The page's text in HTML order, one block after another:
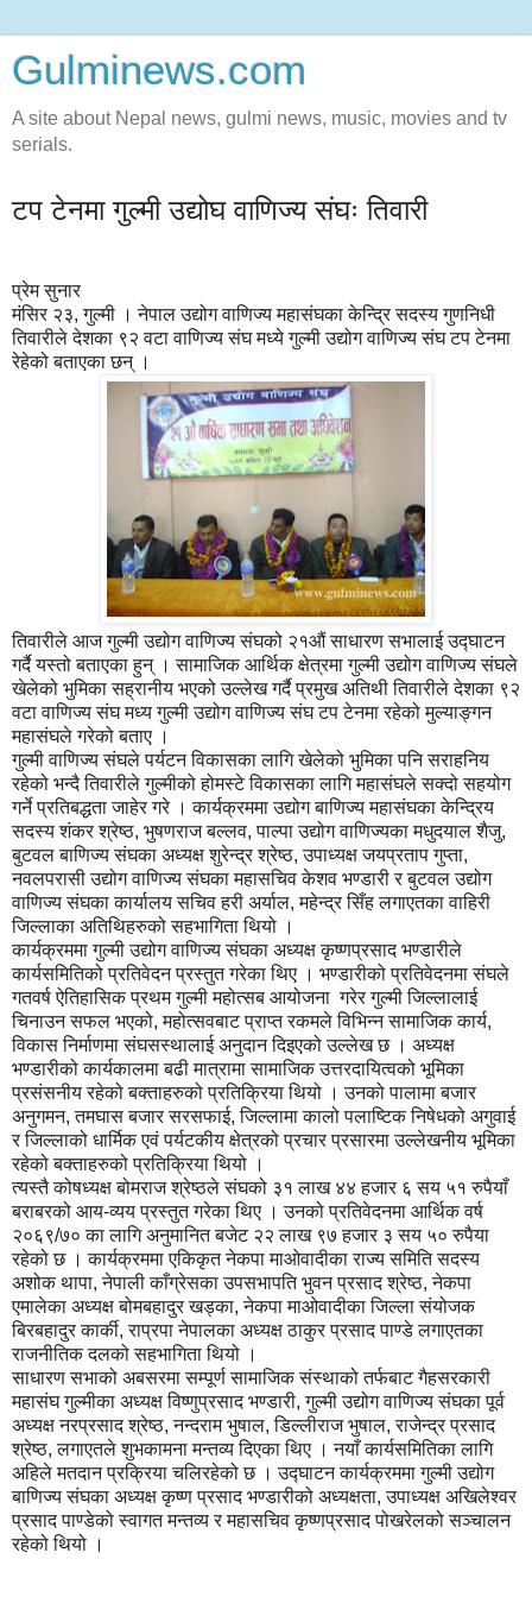
Gulminews.com
A site about Nepal news, gulmi news, music, movies and tv
serials.
टप टेनमा गुल्मी उद्योघ वाणिज्य संघः तिवारी
प्रेम सुनार
मंसिर २३, गुल्मी । नेपाल उद्योग वाणिज्य महासंघका केन्द्रि सदस्य गुणनिधी
तिवारीले देशका ९२ वटा वाणिज्य संघ मध्ये गुल्मी उद्योग वाणिज्य संघ टप टेनमा
रेहेको बताएका छन् ।
तिवारीले आज गुल्मी उद्योग वाणिज्य संघको २१औं साधारण सभालाई उद्घाटन
गर्दै यस्तो बताएका हुन् । सामाजिक आर्थिक क्षेत्रमा गुल्मी उद्योग वाणिज्य संघले
खेलेको भुमिका सह्रानीय भएको उल्लेख गर्दै प्रमुख अतिथी तिवारीले देशका ९२
वटा वाणिज्य संघ मध्य गुल्मी उद्योग वाणिज्य संघ टप टेनमा रहेको मुल्याङ्गन
महासंघले गरेको बताए ।
गुल्मी वाणिज्य संघले पर्यटन विकासका लागि खेलेको भुमिका पनि सराहनिय
रहेको भन्दै तिवारीले गुल्मीको होमस्टे विकासका लागि महासंघले सक्दो सहयोग
गर्ने प्रतिबद्धता जाहेर गरे । कार्यक्रममा उद्योग बाणिज्य महासंघका केन्द्रिय
सदस्य शंकर श्रेष्ठ, भुषणराज बल्लव, पाल्पा उद्योग वाणिज्यका मधुदयाल शैजु,
बुटवल बाणिज्य संघका अध्यक्ष शुरेन्द्र श्रेष्ठ, उपाध्यक्ष जयप्रताप गुप्ता,
नवलपरासी उद्योग वाणिज्य संघका महासचिव केशव भण्डारी र बुटवल उद्योग
वाणिज्य संघका कार्यालय सचिव हरी अर्याल, महेन्द्र सिँह लगाएतका वाहिरी
जिल्लाका अतिथिहरुको सहभागिता थियो ।
कार्यक्रममा गुल्मी उद्योग वाणिज्य संघका अध्यक्ष कृष्णप्रसाद भण्डारीले
कार्यसमितिको प्रतिवेदन प्रस्तुत गरेका थिए । भण्डारीको प्रतिवेदनमा संघले
गतवर्ष ऐतिहासिक प्रथम गुल्मी महोत्सब आयोजना गरेर गुल्मी जिल्लालाई
चिनाउन सफल भएको, महोत्सवबाट प्राप्त रकमले विभिन्न सामाजिक कार्य,
विकास निर्माणमा संघसस्थालाई अनुदान दिइएको उल्लेख छ । अध्यक्ष
भण्डारीको कार्यकालमा बढी मात्रामा सामाजिक उत्तरदायित्वको भूमिका
प्रसंसनीय रहेको बक्ताहरुको प्रतिक्रिया थियो । उनको पालामा बजार
अनुगमन, तमघास बजार सरसफाई, जिल्लामा कालो पलाष्टिक निषेधको अगुवाई
र जिल्लाको धार्मिक एवं पर्यटकीय क्षेत्रको प्रचार प्रसारमा उल्लेखनीय भूमिका
रहेको बक्ताहरुको प्रतिक्रिया थियो ।
त्यस्तै कोषध्यक्ष बोमराज श्रेष्ठले संघको ३१ लाख ४४ हजार ६ सय ५१ रुपैयाँ
बराबरको आय-व्यय प्रस्तुत गरेका थिए । उनको प्रतिवेदनमा आर्थिक वर्ष
२०६९/७० का लागि अनुमानित बजेट २२ लाख ९७ हजार ३ सय ५० रुपैया
रहेको छ । कार्यक्रममा एकिकृत नेकपा माओवादीका राज्य समिति सदस्य
अशोक थापा, नेपाली काँग्रेसका उपसभापति भुवन प्रसाद श्रेष्ठ, नेकपा
एमालेका अध्यक्ष बोमबहादुर खड्का, नेकपा माओवादीका जिल्ला संयोजक
बिरबहादुर कार्की, राप्रपा नेपालका अध्यक्ष ठाकुर प्रसाद पाण्डे लगाएतका
राजनीतिक दलको सहभागिता थियो ।
साधारण सभाको अबसरमा सम्पूर्ण सामाजिक संस्थाको तर्फबाट गैहसरकारी
महासंघ गुल्मीका अध्यक्ष विष्णुप्रसाद भण्डारी, गुल्मी उद्योग वाणिज्य संघका पूर्व
अध्यक्ष नरप्रसाद श्रेष्ठ, नन्दराम भुषाल, डिल्लीराज भुषाल, राजेन्द्र प्रसाद
श्रेष्ठ, लगाएतले शुभकामना मन्तव्य दिएका थिए । नयाँ कार्यसमितिका लागि
अहिले मतदान प्रक्रिया चलिरहेको छ । उद्घाटन कार्यक्रममा गुल्मी उद्योग
बाणिज्य संघका अध्यक्ष कृष्ण प्रसाद भण्डारीको अध्यक्षता, उपाध्यक्ष अखिलेश्वर
प्रसाद पाण्डेको स्वागत मन्तव्य र महासचिव कृष्णप्रसाद पोखरेलको सञ्चालन
रहेको थियो ।